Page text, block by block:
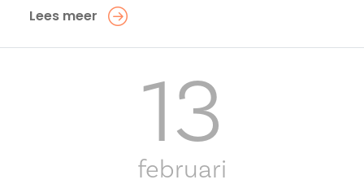
Lees meer
13
februari